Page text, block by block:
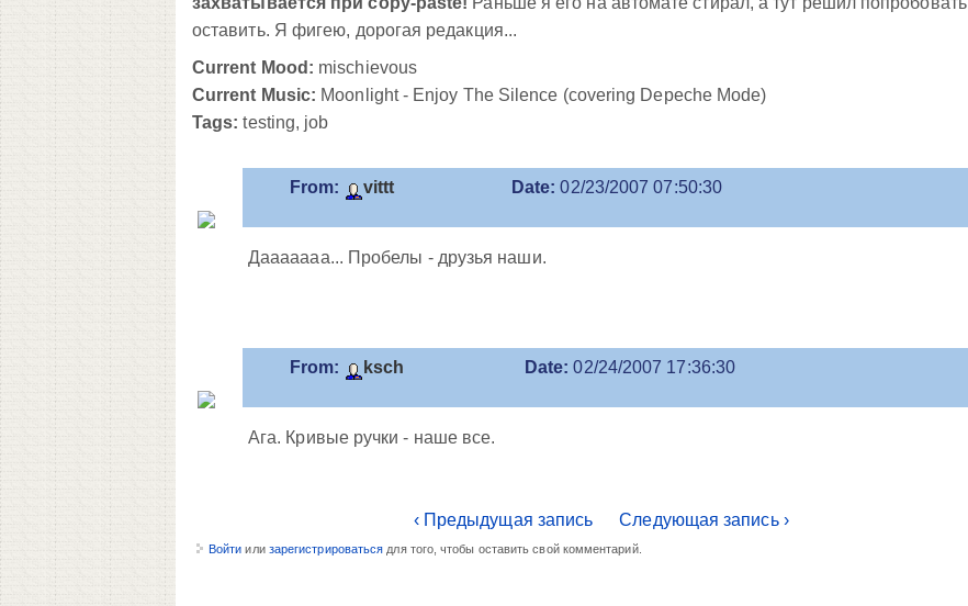
оставить. Я фигею, дорогая редакция...
Current Mood: mischievous
Current Music: Moonlight - Enjoy The Silence (covering Depeche Mode)
Tags: testing, job
From: vittt Date: 02/23/2007 07:50:30
Дааааааа... Пробелы - друзья наши.
From: ksch Date: 02/24/2007 17:36:30
Ага. Кривые ручки - наше все.
‹ Предыдущая запись Следующая запись ›
Войти или зарегистрироваться для того, чтобы оставить свой комментарий.